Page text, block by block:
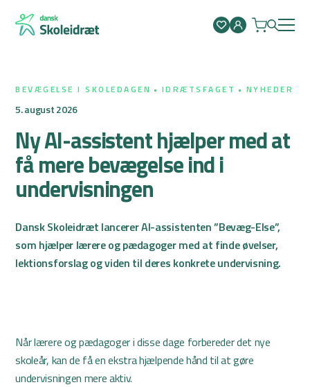
BEVÆGELSE I SKOLEDAGEN IDRÆTSFAGET NYHEDER
5. august 2026
Ny AI-assistent hjælper med at
få mere bevægelse ind i
undervisningen
Dansk Skoleidræt lancerer AI-assistenten ”Bevæg-Else”,
som hjælper lærere og pædagoger med at finde øvelser,
lektionsforslag og viden til deres konkrete undervisning.
Når lærere og pædagoger i disse dage forbereder det nye
skoleår, kan de få en ekstra hjælpende hånd til at gøre
undervisningen mere aktiv.